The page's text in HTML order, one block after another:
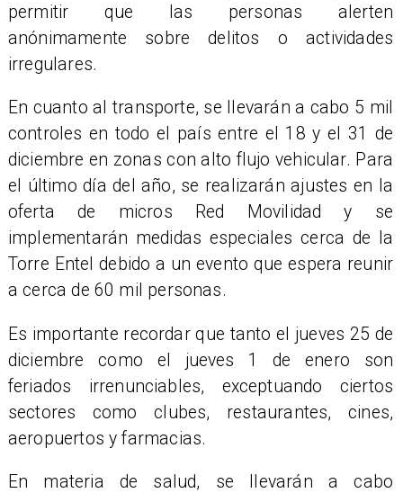
permitir que las personas alerten
anónimamente sobre delitos o actividades
irregulares.
En cuanto al transporte, se llevarán a cabo 5 mil
controles en todo el país entre el 18 y el 31 de
diciembre en zonas con alto flujo vehicular. Para
el último día del año, se realizarán ajustes en la
oferta de micros Red Movilidad y se
implementarán medidas especiales cerca de la
Torre Entel debido a un evento que espera reunir
a cerca de 60 mil personas.
Es importante recordar que tanto el jueves 25 de
diciembre como el jueves 1 de enero son
feriados irrenunciables, exceptuando ciertos
sectores como clubes, restaurantes, cines,
aeropuertos y farmacias.
En materia de salud, se llevarán a cabo